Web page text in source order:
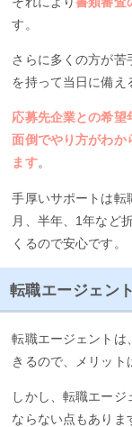
す。
さらに多くの方が苦
を持って当日に備え
応募先企業との希望
面倒でやり方がわか
ます。
手厚いサポートは転
月、半年、1年など
くるので安心です。
転職エージェン
転職エージェントは
きるので、メリット
しかし、転職エー
ならない点もありま